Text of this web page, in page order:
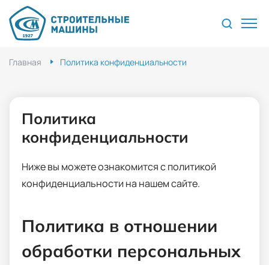
Главная Политика конфиденциальности
Политика
конфиденциальности
Ниже вы можете ознакомится с политикой
конфиденциальности на нашем сайте.
Политика в отношении
обработки персональных